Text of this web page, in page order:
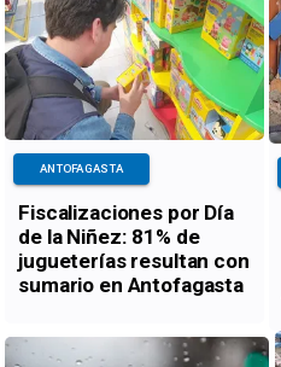
Fiscalizaciones por Día
de la Niñez: 81% de
jugueterías resultan con
sumario en Antofagasta
ANTOFAGASTA